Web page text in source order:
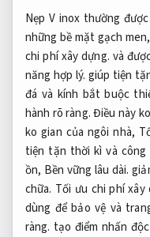
Nẹp V inox thường được
những bề mặt gạch men,
chi phí xây dựng. và
năng hợp lý. giúp tiện
đá và kính bắt buộc
hành rõ ràng.Điều nàyko
ko gian của ngôi nhà,
tiện tặn thời kì và công
ồn, Bền vững lâu dài.
chữa. Tối ưu chi phí xây
dùng để bảo vệ và
ràng. tạo điểm nhấn